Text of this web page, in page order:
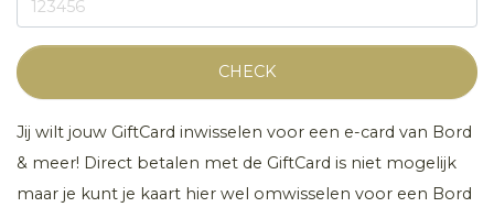
CHECK
Jij wilt jouw GiftCard inwisselen voor een e-card van Bord
& meer! Direct betalen met de GiftCard is niet mogelijk
maar je kunt je kaart hier wel omwisselen voor een Bord